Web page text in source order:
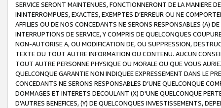
SERVICE SERONT MAINTENUES, FONCTIONNERONT DE LA MANIERE
ININTERROMPUES, EXACTES, EXEMPTES D’ERREUR OU NE
AFFILIES OU DE NOS CONCEDANTS NE SERONS RESPONSABLES (A)
INTERRUPTIONS DE SERVICE, Y COMPRIS DE QUELCONQUES
NON-AUTORISE A, OU MODIFICATION DE, OU SUPPRESSION,
TEXTE OU TOUT AUTRE INFORMATION OU CONTENU. AUCUN
TOUT AUTRE PERSONNE PHYSIQUE OU MORALE OU QUE VOUS
QUELCONQUE GARANTIE NON INDIQUEE EXPRESSEMENT DANS LE
CONCEDANTS NE SERONS RESPONSABLES D’UNE QUELCONQUE
DOMMAGES ET INTERETS DECOULANT (X) D'UNE QUELCONQUE
D'AUTRES BENEFICES, (Y) DE QUELCONQUES INVESTISSEMENTS,